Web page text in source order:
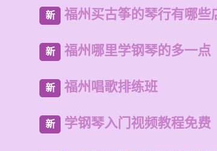
新 福州买古筝的琴行有哪些
新 福州哪里学钢琴的多一点
新 福州唱歌排练班
新 学钢琴入门视频教程免费